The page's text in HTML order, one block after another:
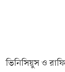
ভিনিসিয়ুস ও